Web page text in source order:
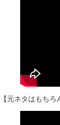
【元ネタはもち